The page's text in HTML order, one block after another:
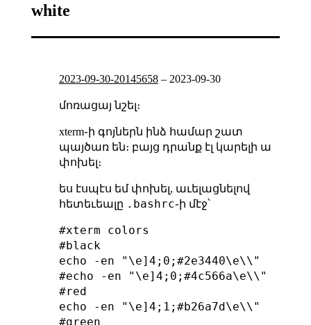
white
2023-09-30-20145658– 2023-09-30
մոռացայ նշել։
xterm֊ի գոյներն ինձ համար շատ
պայծառ են։ բայց դրանք էլ կարելի ա
փոխել։
ես էսպէս եմ փոխել, աւելացնելով
հետեւեալը .bashrc֊ի մէջ՝
#xterm colors
#black
echo -en "\e]4;0;#2e3440\e\\"
#echo -en "\e]4;0;#4c566a\e\\"
#red
echo -en "\e]4;1;#b26a7d\e\\"
#green